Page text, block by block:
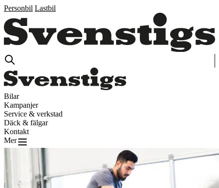
Personbil Lastbil
Bilar
Kampanjer
Service & verkstad
Däck & fälgar
Kontakt
Mer